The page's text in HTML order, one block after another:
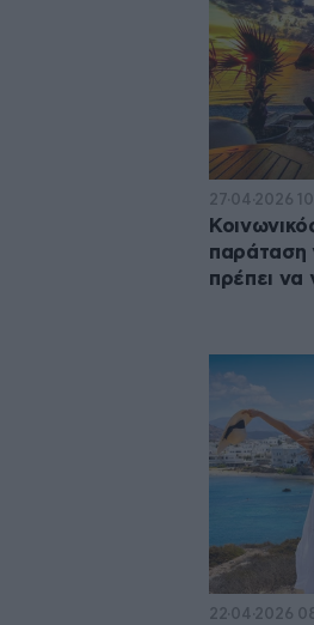
27·04·2026
παράταση
πρέπει να
22·04·2026